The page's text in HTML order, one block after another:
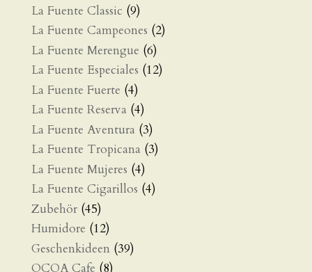
La Fuente Classic (9)
La Fuente Campeones (2)
La Fuente Merengue (6)
La Fuente Especiales (12)
La Fuente Fuerte (4)
La Fuente Reserva (4)
La Fuente Aventura (3)
La Fuente Tropicana (3)
La Fuente Mujeres (4)
La Fuente Cigarillos (4)
Zubehör (45)
Humidore (12)
Geschenkideen (39)
OCOA Cafe (8)